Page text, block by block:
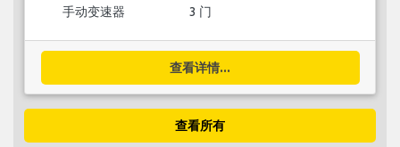
手动变速器 3 门
查看详情...
查看所有